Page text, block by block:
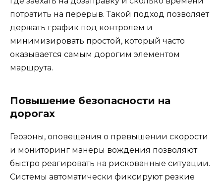
потратить на перерыв. Такой подход позволяет
держать график под контролем и
минимизировать простой, который часто
оказывается самым дорогим элементом
маршрута.
Повышение безопасности на
дорогах
Геозоны, оповещения о превышении скорости
и мониторинг манеры вождения позволяют
быстро реагировать на рискованные ситуации.
Системы автоматически фиксируют резкие